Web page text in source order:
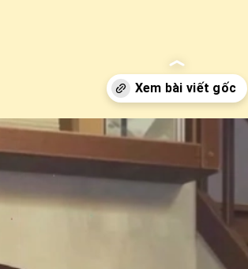
https://erci.edu.vn/lodging-la-gi